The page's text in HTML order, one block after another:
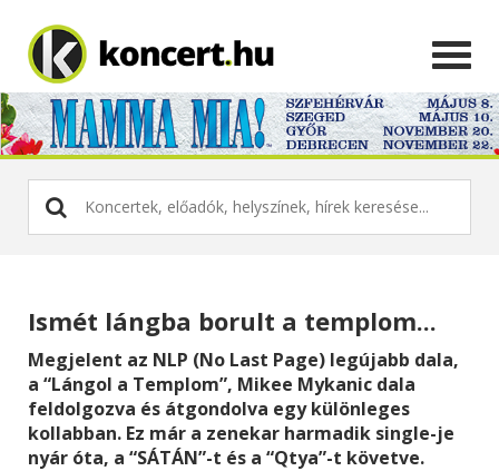
Ismét lángba borult a templom...
Megjelent az NLP (No Last Page) legújabb dala,
a “Lángol a Templom”, Mikee Mykanic dala
feldolgozva és átgondolva egy különleges
kollabban. Ez már a zenekar harmadik single-je
nyár óta, a “SÁTÁN”-t és a “Qtya”-t követve.